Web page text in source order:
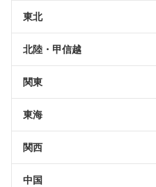
東北
北陸・甲信越
関東
東海
関西
中国